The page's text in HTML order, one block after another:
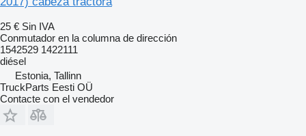
25 € Sin IVA
Conmutador en la columna de dirección
1542529 1422111
diésel
Estonia, Tallinn
TruckParts Eesti OÜ
Contacte con el vendedor